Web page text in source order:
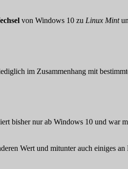
von Windows 10 zu Linux Mint
im Zusammenhang mit
bisher nur ab Windows 10 und
Wert und mitunter auch einiges